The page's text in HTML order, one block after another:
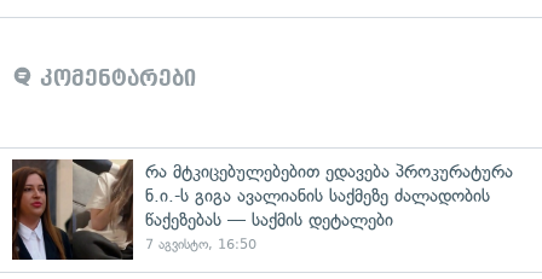
კომენტარები
რა მტკიცებულებებით ედავება პროკურატურა
ნ.ი.-ს გიგა ავალიანის საქმეზე ძალადობის
წაქეზებას — საქმის დეტალები
7 აგვისტო, 16:50